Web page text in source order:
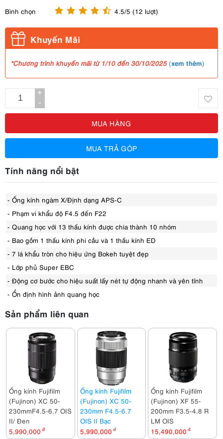
Bình chọn 4.5/5 (12 lượt)
Khuyến Mãi
*Chương trình khuyến mãi từ 1/10 đến 30/10/2025 (xem thêm)
+
-
MUA HÀNG
MUA TRẢ GÓP
Tính năng nổi bật
- Ống kính ngàm X/Định dạng APS-C
- Phạm vi khẩu độ F4.5 đến F22
- Quang học với 13 thấu kính được chia thành 10 nhóm
- Bao gồm 1 thấu kính phi cầu và 1 thấu kính ED
- 7 lá khẩu tròn cho hiệu ứng Bokeh tuyệt đẹp
- Lớp phủ Super EBC
- Động cơ bước cho hiệu suất lấy nét tự động nhanh và yên tĩnh
- Ổn định hình ảnh quang học
Sản phẩm liên quan
Ống kính Fujifilm
(Fujinon) XC 50-
230mmF4.5-6.7 OIS
II/ Đen
5,990,000 đ
Ống kính Fujifilm
(Fujinon) XC 50-
230mm F4.5-6.7
OIS II Bạc
5,990,000 đ
Ống kính Fujifilm
(Fujinon) XF 55-
200mm F3.5-4.8 R
LM OIS
15,490,000 đ